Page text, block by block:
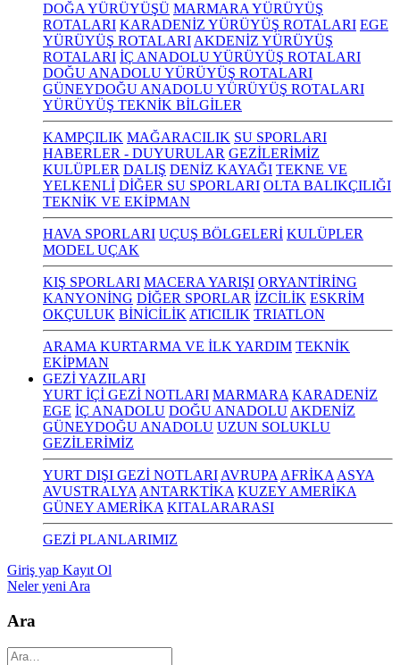
DOĞA YÜRÜYÜŞÜ MARMARA YÜRÜYÜŞ
ROTALARI KARADENİZ YÜRÜYÜŞ ROTALARI EGE
YÜRÜYÜŞ ROTALARI AKDENİZ YÜRÜYÜŞ
ROTALARI İÇ ANADOLU YÜRÜYÜŞ ROTALARI
DOĞU ANADOLU YÜRÜYÜŞ ROTALARI
GÜNEYDOĞU ANADOLU YÜRÜYÜŞ ROTALARI
YÜRÜYÜŞ TEKNİK BİLGİLER
KAMPÇILIK MAĞARACILIK SU SPORLARI
HABERLER - DUYURULAR GEZİLERİMİZ
KULÜPLER DALIŞ DENİZ KAYAĞI TEKNE VE
YELKENLİ DİĞER SU SPORLARI OLTA BALIKÇILIĞI
TEKNİK VE EKİPMAN
HAVA SPORLARI UÇUŞ BÖLGELERİ KULÜPLER
MODEL UÇAK
KIŞ SPORLARI MACERA YARIŞI ORYANTİRİNG
KANYONİNG DİĞER SPORLAR İZCİLİK ESKRİM
OKÇULUK BİNİCİLİK ATICILIK TRIATLON
ARAMA KURTARMA VE İLK YARDIM TEKNİK
EKİPMAN
GEZİ YAZILARI
YURT İÇİ GEZİ NOTLARI MARMARA KARADENİZ
EGE İÇ ANADOLU DOĞU ANADOLU AKDENİZ
GÜNEYDOĞU ANADOLU UZUN SOLUKLU
GEZİLERİMİZ
YURT DIŞI GEZİ NOTLARI AVRUPA AFRİKA ASYA
AVUSTRALYA ANTARKTİKA KUZEY AMERİKA
GÜNEY AMERİKA KITALARARASI
GEZİ PLANLARIMIZ
Giriş yap Kayıt Ol
Neler yeni Ara
Ara